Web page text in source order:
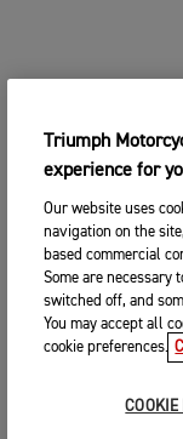
Triumph
experience for
Our website uses
navigation on the
based commercial
Some are necessary
switched off, and
You may accept all
cookie preferences.
COOKIE